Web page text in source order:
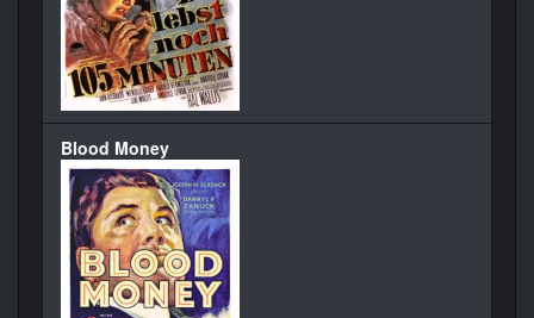
Blood Money